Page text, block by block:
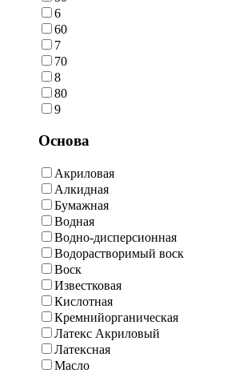
6
60
7
70
8
80
9
Основа
Акриловая
Алкидная
Бумажная
Водная
Водно-дисперсионная
Водорастворимый воск
Воск
Известковая
Кислотная
Кремнийорганическая
Латекс Акриловый
Латексная
Масло